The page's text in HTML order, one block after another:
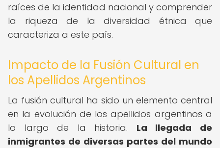
raíces de la identidad nacional y comprender
la riqueza de la diversidad étnica que
caracteriza a este país.
Impacto de la Fusión Cultural en
los Apellidos Argentinos
La fusión cultural ha sido un elemento central
en la evolución de los apellidos argentinos a
lo largo de la historia. La llegada de
inmigrantes de diversas partes del mundo